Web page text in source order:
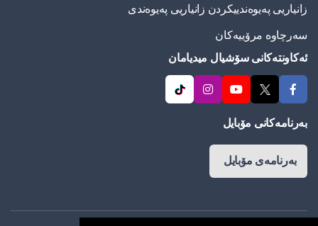
زانیاریی په‌یوه‌ندییكردن زانیاریی په‌یوه‌ندی
سەرچاوە مرۆییەکان
ئەکاونتەکانی سۆشیال میدیامان
بەرنامەکانی مۆبایل
بەرنامەی مۆبایل